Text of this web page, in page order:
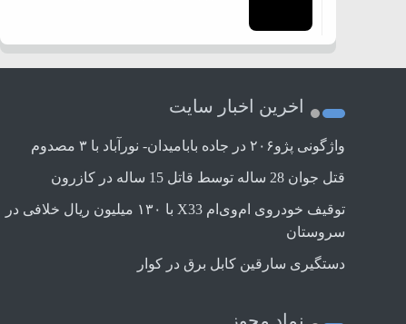
اخرین اخبار سایت
واژگونی پژو۲۰۶ در جاده بابامیدان- نورآباد با ۳ مصدوم
قتل جوان 28 ساله توسط قاتل 15 ساله در کازرون
توقیف خودروی ام‌وی‌ام X33 با ۱۳۰ میلیون ریال خلافی در
سروستان
دستگیری سارقین کابل برق در کوار